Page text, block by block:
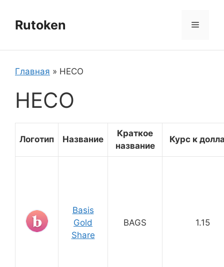
содержимому
Rutoken Меню
Главная » HECO
HECO
Логотип Название
Краткое
название
Курс к
Basis
Gold
Share
BAGS 1.15